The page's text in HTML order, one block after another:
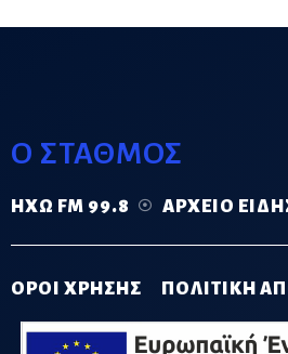
Ο ΣΤΑΘΜΟΣ
ΗΧΏ FM 99.8 ΑΡΧΕΊΟ
ΟΡΟΙ ΧΡΗΣΗΣ ΠΟΛΙΤΙΚΗ